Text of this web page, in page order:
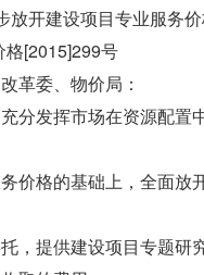
放开建设项目专业服务
格[2015]299号
革委、物价局：
分发挥市场在资源配置
价格的基础上，全面放
，提供建设项目专题